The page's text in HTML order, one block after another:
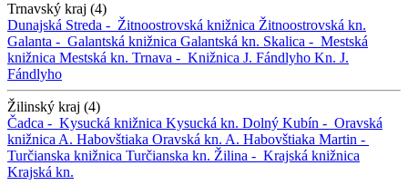
Trnavský kraj (4)
Dunajská Streda - Žitnoostrovská knižnica Žitnoostrovská kn.
Galanta - Galantská knižnica Galantská kn. Skalica - Mestská
knižnica Mestská kn. Trnava - Knižnica J. Fándlyho Kn. J.
Fándlyho
Žilinský kraj (4)
Čadca - Kysucká knižnica Kysucká kn. Dolný Kubín - Oravská
knižnica A. Habovštiaka Oravská kn. A. Habovštiaka Martin -
Turčianska knižnica Turčianska kn. Žilina - Krajská knižnica
Krajská kn.